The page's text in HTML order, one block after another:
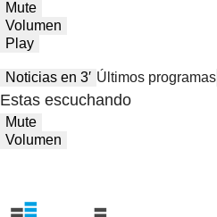
Mute
Volumen
Play
Noticias en 3′ Últimos programas
Estas escuchando
Mute
Volumen